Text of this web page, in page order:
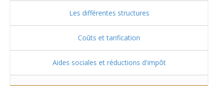
Les différentes structures
Coûts et tarification
Aides sociales et réductions d'impôt